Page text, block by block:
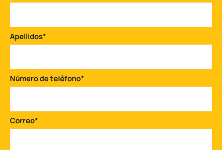
Apellidos*
Número de teléfono*
Correo*